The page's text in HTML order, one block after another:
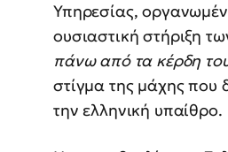
Υπηρεσίας,
ουσιαστική στήριξη
πάνω από τα κέρδη
στίγμα της μάχης που
την ελληνική υπαίθρο.